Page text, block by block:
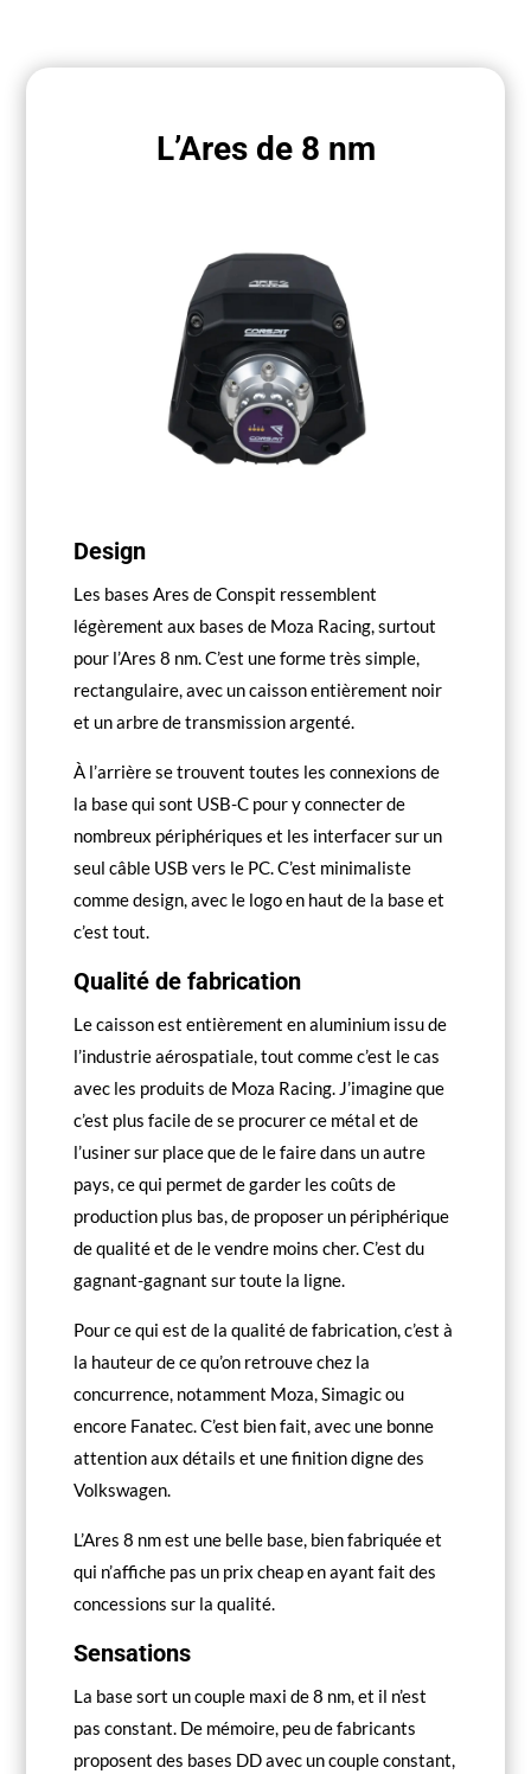
L’Ares de 8 nm
Design
Les bases Ares de Conspit ressemblent
légèrement aux bases de Moza Racing, surtout
pour l’Ares 8 nm. C’est une forme très simple,
rectangulaire, avec un caisson entièrement noir
et un arbre de transmission argenté.
À l’arrière se trouvent toutes les connexions de
la base qui sont USB-C pour y connecter de
nombreux périphériques et les interfacer sur un
seul câble USB vers le PC. C’est minimaliste
comme design, avec le logo en haut de la base et
c’est tout.
Qualité de fabrication
Le caisson est entièrement en aluminium issu de
l’industrie aérospatiale, tout comme c’est le cas
avec les produits de Moza Racing. J’imagine que
c’est plus facile de se procurer ce métal et de
l’usiner sur place que de le faire dans un autre
pays, ce qui permet de garder les coûts de
production plus bas, de proposer un périphérique
de qualité et de le vendre moins cher. C’est du
gagnant-gagnant sur toute la ligne.
Pour ce qui est de la qualité de fabrication, c’est à
la hauteur de ce qu’on retrouve chez la
concurrence, notamment Moza, Simagic ou
encore Fanatec. C’est bien fait, avec une bonne
attention aux détails et une finition digne des
Volkswagen.
L’Ares 8 nm est une belle base, bien fabriquée et
qui n’affiche pas un prix cheap en ayant fait des
concessions sur la qualité.
Sensations
La base sort un couple maxi de 8 nm, et il n’est
pas constant. De mémoire, peu de fabricants
proposent des bases DD avec un couple constant,